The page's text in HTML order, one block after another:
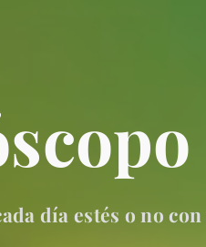
día estés o no